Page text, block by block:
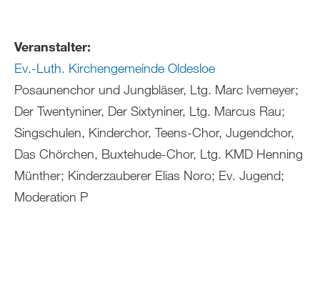
Veranstalter:
Ev.-Luth. Kirchengemeinde Oldesloe
Posaunenchor und Jungbläser, Ltg. Marc Ivemeyer;
Der Twentyniner, Der Sixtyniner, Ltg. Marcus Rau;
Singschulen, Kinderchor, Teens-Chor, Jugendchor,
Das Chörchen, Buxtehude-Chor, Ltg. KMD Henning
Münther; Kinderzauberer Elias Noro; Ev. Jugend;
Moderation P